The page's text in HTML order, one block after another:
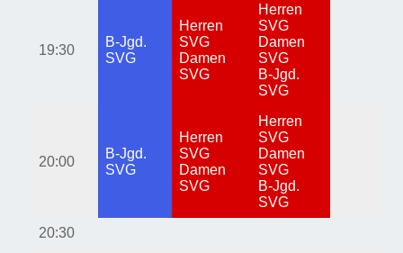
19:30
B-Jgd.
SVG
Herren
SVG
Damen
SVG
Herren
SVG
Damen
SVG
B-Jgd.
SVG
20:00
B-Jgd.
SVG
Herren
SVG
Damen
SVG
Herren
SVG
Damen
SVG
B-Jgd.
SVG
20:30